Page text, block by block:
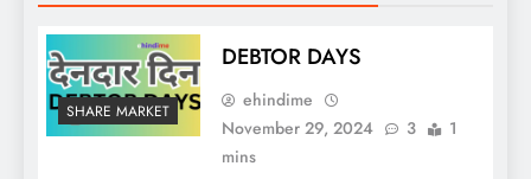
SHARE MARKET
DEBTOR DAYS
ehindime
November 29, 2024
3
1
mins